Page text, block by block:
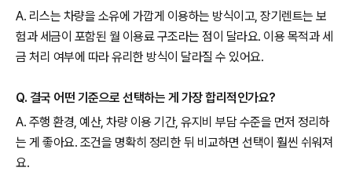
A. 리스는 차량을 소유에 가깝게 이용하는 방식이고, 장기렌트는 보
험과 세금이 포함된 월 이용료 구조라는 점이 달라요. 이용 목적과 세
금 처리 여부에 따라 유리한 방식이 달라질 수 있어요.
Q. 결국 어떤 기준으로 선택하는 게 가장 합리적인가요?
A. 주행 환경, 예산, 차량 이용 기간, 유지비 부담 수준을 먼저 정리하
는 게 좋아요. 조건을 명확히 정리한 뒤 비교하면 선택이 훨씬 쉬워져
요.